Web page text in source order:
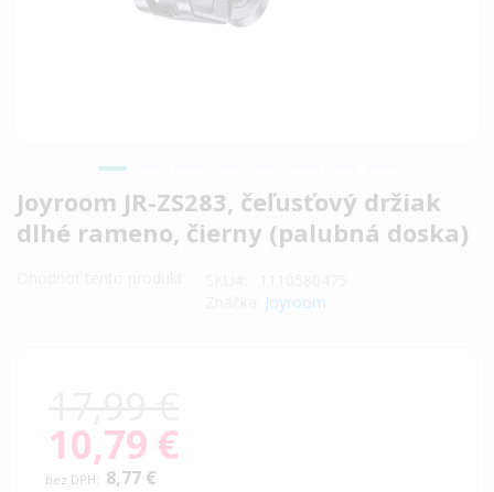
Joyroom JR-ZS283, čeľusťový držiak
dlhé rameno, čierny (palubná doska)
Joyroom
Special
Price
10,79 €
8,77 €
Preskočiť
na
začiatok